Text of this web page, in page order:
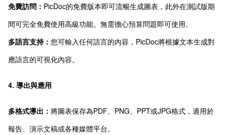
免費訪問： PicDoc的免費版本即可流暢生成圖表，此外在測試版期
間可完全免費使用高級功能。無需擔心預算問題即可使用。
多語言支持： 您可輸入任何語言的內容，PicDoc將根據文本生成對
應語言的可視化內容。
4. 導出與應用
多格式導出： 將圖表保存為PDF、PNG、PPT或JPG格式，適用於
報告、演示文稿或各種媒體平台。